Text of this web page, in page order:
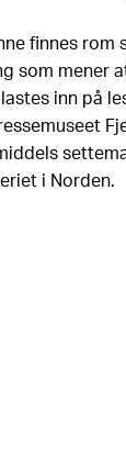
finnes
som mener
inn på
i Norden.